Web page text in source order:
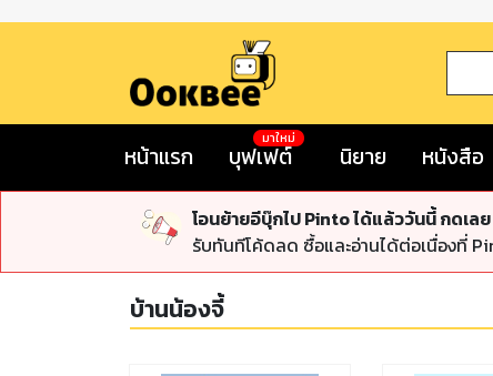
หน้าแรก บุฟเฟต์
มาใหม่
นิยาย หนังสือ
โอนย้ายอีบุ๊กไป Pinto ได้แล้ววันนี้ กดเลย
รับทันทีโค้ดลด ซื้อและอ่านได้ต่อเนื่องที่
บ้านน้องจี้